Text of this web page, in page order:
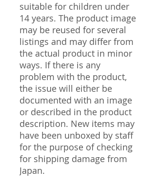
suitable for children under
14 years. The product image
may be reused for several
listings and may differ from
the actual product in minor
ways. If there is any
problem with the product,
the issue will either be
documented with an image
or described in the product
description. New items may
have been unboxed by staff
for the purpose of checking
for shipping damage from
Japan.